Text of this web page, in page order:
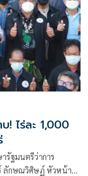
! ไร่ละ 1,000
รัฐมนตรีว่าการ
ลักษณวิศิษฏ์ หัวหน้า